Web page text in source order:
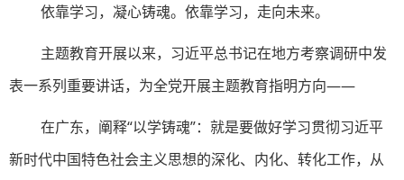
依靠学习，凝心铸魂。依靠学习，走向未来。
主题教育开展以来，习近平总书记在地方考察调研中发
表一系列重要讲话，为全党开展主题教育指明方向——
在广东，阐释“以学铸魂”：就是要做好学习贯彻习近平
新时代中国特色社会主义思想的深化、内化、转化工作，从